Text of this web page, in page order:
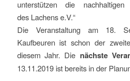
unterstützen die
des Lachens e.V.“
Die Veranstaltung am 18.
Kaufbeuren ist schon der
diesem Jahr. Die nächste
13.11.2019 ist bereits in der